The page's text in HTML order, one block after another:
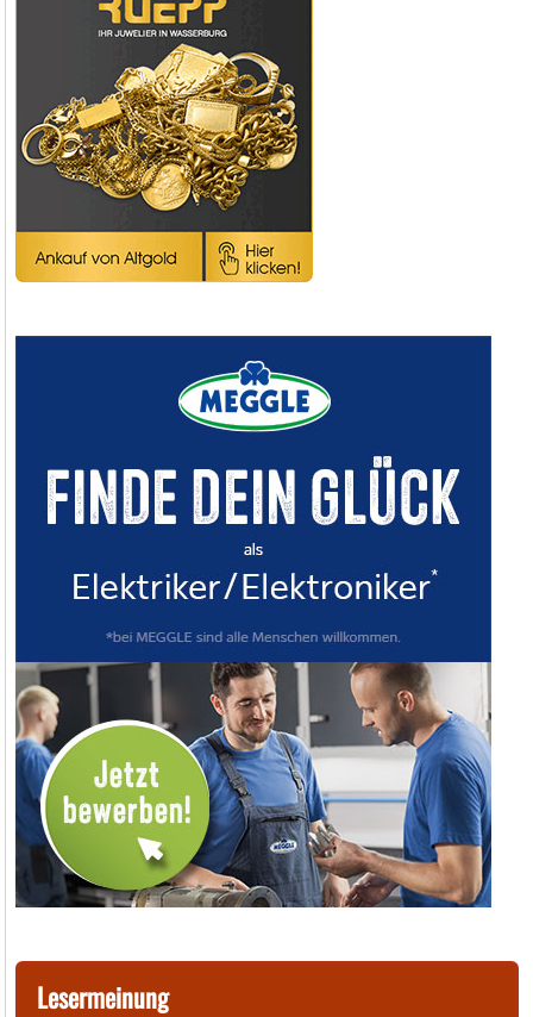
Lesermeinung